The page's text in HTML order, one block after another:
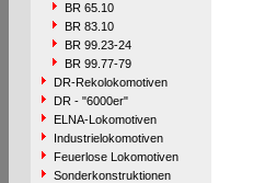
BR 65.10
BR 83.10
BR 99.23-24
BR 99.77-79
DR-Rekolokomotiven
DR - "6000er"
ELNA-Lokomotiven
Industrielokomotiven
Feuerlose Lokomotiven
Sonderkonstruktionen